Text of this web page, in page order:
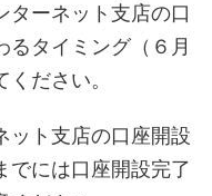
ターネット支店の口
るタイミング（６月
ださい。
ット支店の口座開設
でには口座開設完了